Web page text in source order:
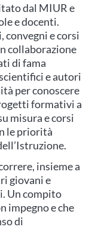
dal MIUR e
e docenti.
convegni e corsi
collaborazione
di fama
e autori
per conoscere
formativi a
misura e corsi
le priorità
insieme a
giovani e
Un compito
impegno e che
di